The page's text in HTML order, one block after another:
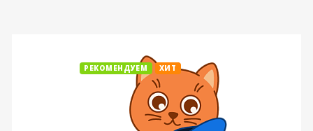
РЕКОМЕНДУЕМ ХИТ